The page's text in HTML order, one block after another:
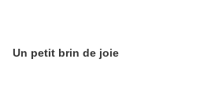
Un petit brin de joie